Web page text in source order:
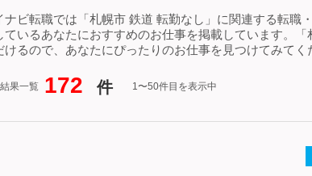
ナビ転職では「札幌市 鉄道 転勤なし」に関連する転職
ているあなたにおすすめのお仕事を掲載しています。
けるので、あなたにぴったりのお仕事を見つけてみてく
果一覧 172 件 1〜50件目を表示中